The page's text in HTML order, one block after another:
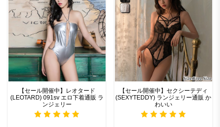
【セール開催中】レオタード
(LEOTARD) 091sv エロ下着通販 ラ
ンジェリー
【セール開催中】セクシーテディ
(SEXYTEDDY) ランジェリー通販 か
わいい